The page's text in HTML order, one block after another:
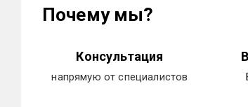
Почему мы?
Консультация
напрямую от специалистов